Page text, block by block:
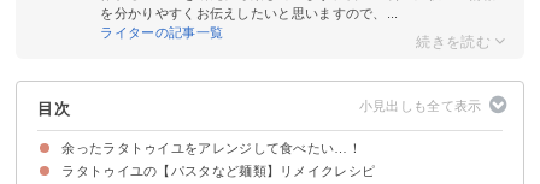
を分かりやすくお伝えしたいと思いますので、...
ライターの記事一覧
目次
余ったラタトゥイユをアレンジして食べたい…！
ラタトゥイユの【パスタなど麺類】リメイクレシピ